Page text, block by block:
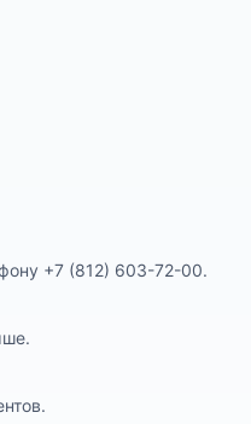
+7 (812) 603-72-00.